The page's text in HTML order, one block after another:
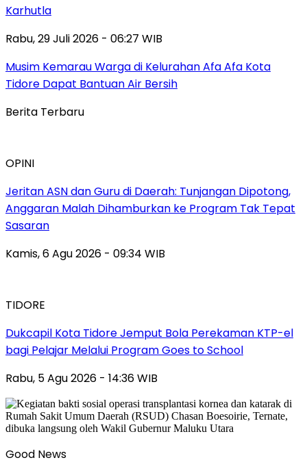
Karhutla
Rabu, 29 Juli 2026 - 06:27 WIB
Musim Kemarau Warga di Kelurahan Afa Afa Kota
Tidore Dapat Bantuan Air Bersih
Berita Terbaru
OPINI
Jeritan ASN dan Guru di Daerah: Tunjangan Dipotong,
Anggaran Malah Dihamburkan ke Program Tak Tepat
Sasaran
Kamis, 6 Agu 2026 - 09:34 WIB
TIDORE
Dukcapil Kota Tidore Jemput Bola Perekaman KTP-el
bagi Pelajar Melalui Program Goes to School
Rabu, 5 Agu 2026 - 14:36 WIB
Good News